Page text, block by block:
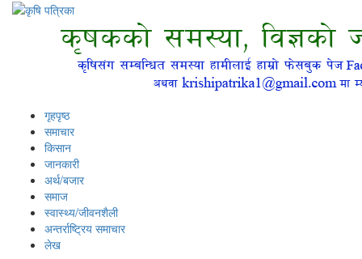
गृहपृष्ठ
समाचार
किसान
जानकारी
अर्थ/बजार
समाज
स्वास्थ्य/जीवनशैली
अन्तर्राष्ट्रिय समाचार
लेख